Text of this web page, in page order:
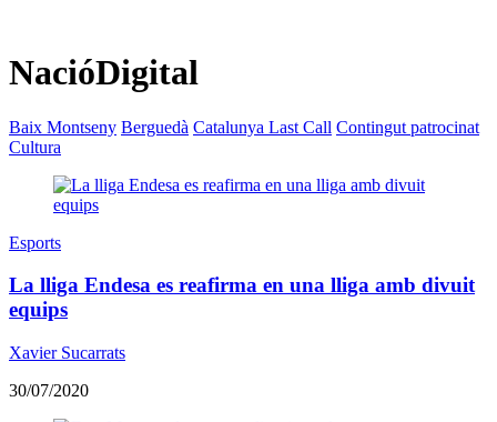
NacióDigital
Baix Montseny Berguedà Catalunya Last Call Contingut patrocinat
Cultura
Esports
La lliga Endesa es reafirma en una lliga amb divuit
equips
Xavier Sucarrats
30/07/2020